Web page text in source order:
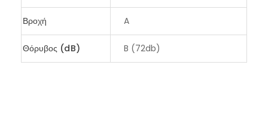
Βροχή A
Θόρυβος (dB) B (72db)